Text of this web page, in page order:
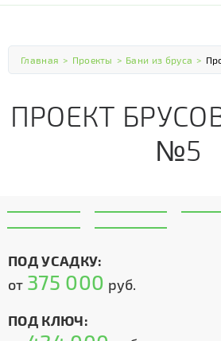
Главная > Проекты > Бани из бруса >
ПРОЕКТ
№5
ПОД УСАДКУ:
от 375 000 руб.
ПОД КЛЮЧ: